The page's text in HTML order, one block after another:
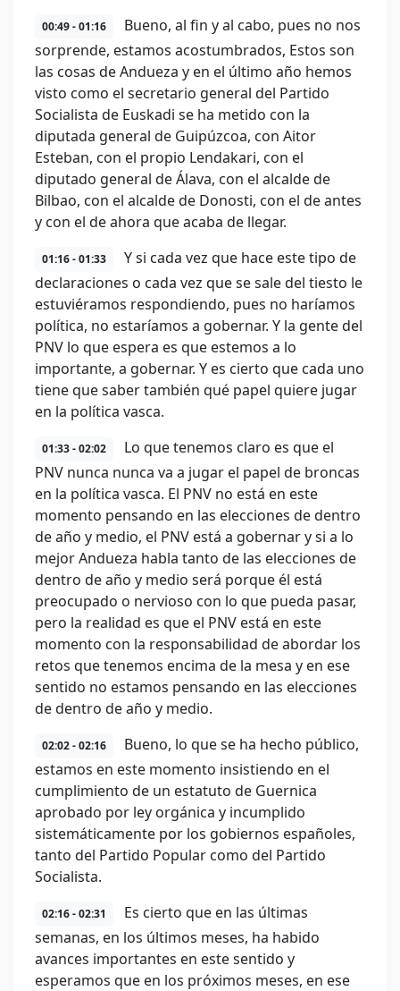
00:49 - 01:16
Bueno, al fin y al cabo, pues no nos
sorprende, estamos acostumbrados, Estos son
las cosas de Andueza y en el último año hemos
visto como el secretario general del Partido
Socialista de Euskadi se ha metido con la
diputada general de Guipúzcoa, con Aitor
Esteban, con el propio Lendakari, con el
diputado general de Álava, con el alcalde de
Bilbao, con el alcalde de Donosti, con el de antes
y con el de ahora que acaba de llegar.
01:16 - 01:33
Y si cada vez que hace este tipo de
declaraciones o cada vez que se sale del tiesto le
estuviéramos respondiendo, pues no haríamos
política, no estaríamos a gobernar. Y la gente del
PNV lo que espera es que estemos a lo
importante, a gobernar. Y es cierto que cada uno
tiene que saber también qué papel quiere jugar
en la política vasca.
01:33 - 02:02
Lo que tenemos claro es que el
PNV nunca nunca va a jugar el papel de broncas
en la política vasca. El PNV no está en este
momento pensando en las elecciones de dentro
de año y medio, el PNV está a gobernar y si a lo
mejor Andueza habla tanto de las elecciones de
dentro de año y medio será porque él está
preocupado o nervioso con lo que pueda pasar,
pero la realidad es que el PNV está en este
momento con la responsabilidad de abordar los
retos que tenemos encima de la mesa y en ese
sentido no estamos pensando en las elecciones
de dentro de año y medio.
02:02 - 02:16
Bueno, lo que se ha hecho público,
estamos en este momento insistiendo en el
cumplimiento de un estatuto de Guernica
aprobado por ley orgánica y incumplido
sistemáticamente por los gobiernos españoles,
tanto del Partido Popular como del Partido
Socialista.
02:16 - 02:31
Es cierto que en las últimas
semanas, en los últimos meses, ha habido
avances importantes en este sentido y
esperamos que en los próximos meses, en ese